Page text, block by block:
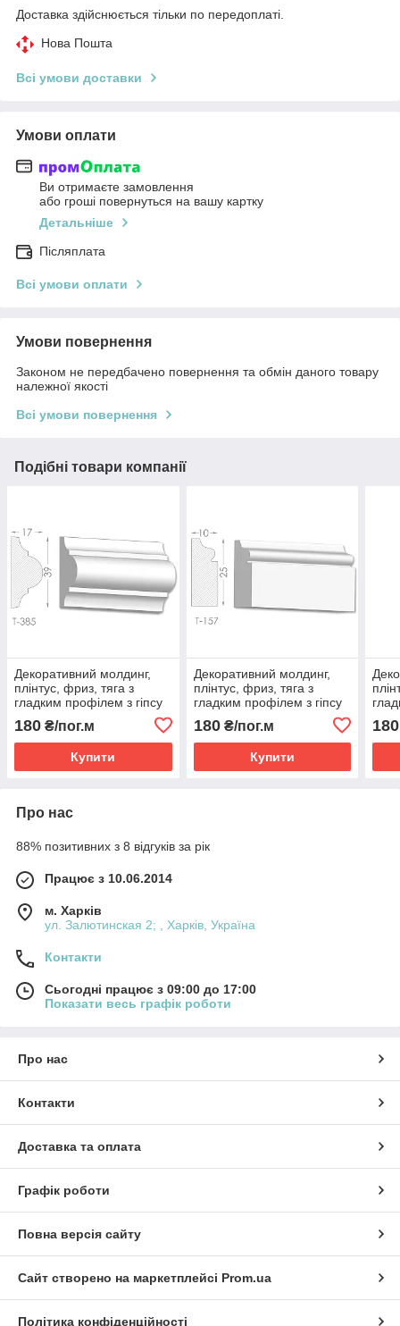
Доставка здійснюється тільки по передоплаті.
Нова Пошта
Всі умови доставки
Умови оплати
Ви отримаєте замовлення
або гроші повернуться на вашу картку
Детальніше
Післяплата
Всі умови оплати
Умови повернення
Законом не передбачено повернення та обмін даного товару
належної якості
Всі умови повернення
Подібні товари компанії
Декоративний молдинг,
плінтус, фриз, тяга з
гладким профілем з гіпсу
180 ₴/пог.м
Купити
Декоративний молдинг,
плінтус, фриз, тяга з
гладким профілем з гіпсу
180₴/пог.м
Купити
180
Про нас
88% позитивних з 8 відгуків за рік
Працює з 10.06.2014
м. Харків
ул. Залютинская 2; , Харків, Україна
Контакти
Сьогодні працює з 09:00 до 17:00
Показати весь графік роботи
Про нас
Контакти
Доставка та оплата
Графік роботи
Повна версія сайту
Сайт створено на маркетплейсі Prom.ua
Політика конфіденційності